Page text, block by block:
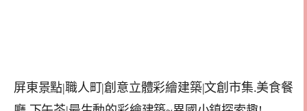
屏東景點|職人町|創意立體彩繪建築|文創市集.美食餐